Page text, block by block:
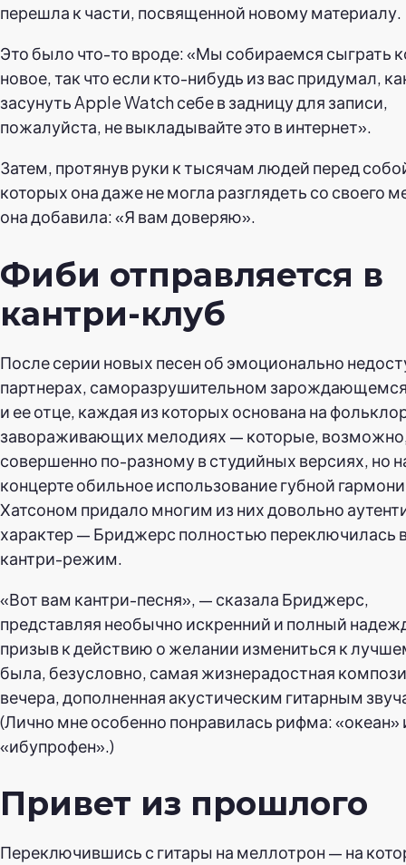
перешла к части, посвященной новому материалу.
Это было что-то вроде: «Мы собираемся сыграть
новое, так что если кто-нибудь из вас придумал,
засунуть Apple Watch себе в задницу для записи,
пожалуйста, не выкладывайте это в интернет».
Затем, протянув руки к тысячам людей перед
которых она даже не могла разглядеть со своего
она добавила: «Я вам доверяю».
Фиби отправляется в
кантри-клуб
После серии новых песен об эмоционально
партнерах, саморазрушительном
и ее отце, каждая из которых основана на
завораживающих мелодиях — которые, возможно,
совершенно по-разному в студийных версиях, но
концерте обильное использование губной
Хатсоном придало многим из них довольно
характер — Бриджерс полностью переключилась
кантри-режим.
«Вот вам кантри-песня», — сказала Бриджерс,
представляя необычно искренний и полный
призыв к действию о желании измениться к
была, безусловно, самая жизнерадостная
вечера, дополненная акустическим гитарным
(Лично мне особенно понравилась рифма: «океан»
«ибупрофен».)
Привет из прошлого
Переключившись с гитары на меллотрон — на